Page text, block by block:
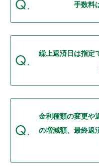
困った時は
手数料
繰上返済日は指定
金利種類の変更や
の増減額、最終返